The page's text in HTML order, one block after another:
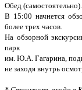
Обед (самостоятельно).
В 15:00 начнется
более трех часов.
На обзорной
парк
им. Ю.А. Гагарина,
не заходя внутрь